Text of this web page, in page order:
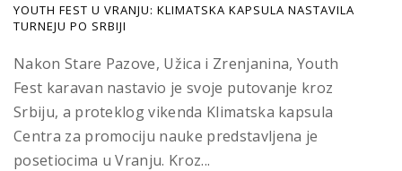
YOUTH FEST U VRANJU: KLIMATSKA KAPSULA NASTAVILA
TURNEJU PO SRBIJI
Nakon Stare Pazove, Užica i Zrenjanina, Youth
Fest karavan nastavio je svoje putovanje kroz
Srbiju, a proteklog vikenda Klimatska kapsula
Centra za promociju nauke predstavljena je
posetiocima u Vranju. Kroz...